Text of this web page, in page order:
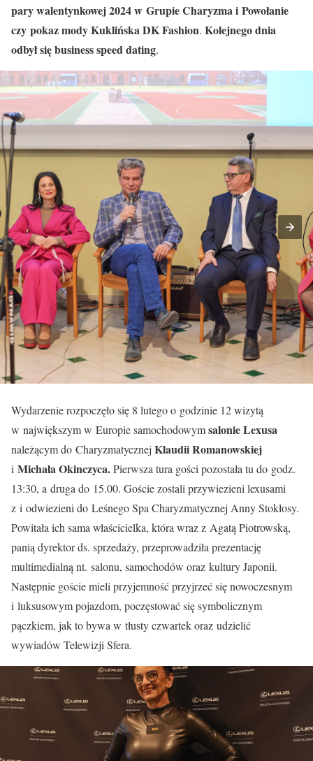
pary walentynkowej 2024 w Grupie Charyzma i Powołanie
czy pokaz mody Kuklińska DK Fashion. Kolejnego dnia
odbył się business speed dating.
Wydarzenie rozpoczęło się 8 lutego o godzinie 12 wizytą
w największym w Europie samochodowymsalonie Lexusa
należącym do Charyzmatycznej Klaudii Romanowskiej
i Michała Okinczyca.Pierwsza tura gości pozostała tu do godz.
13:30, a druga do 15.00. Goście zostali przywiezieni lexusami
z i odwiezieni do Leśnego Spa Charyzmatycznej Anny Stokłosy.
Powitała ich sama właścicielka, która wraz z Agatą Piotrowską,
panią dyrektor ds. sprzedaży, przeprowadziła prezentację
multimedialną nt. salonu, samochodów oraz kultury Japonii.
Następnie goście mieli przyjemność przyjrzeć się nowoczesnym
i luksusowym pojazdom, poczęstować się symbolicznym
pączkiem, jak to bywa w tłusty czwartek oraz udzielić
wywiadów Telewizji Sfera.